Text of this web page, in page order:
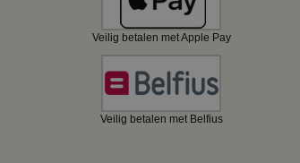
Veilig betalen met Apple Pay
Veilig betalen met Belfius